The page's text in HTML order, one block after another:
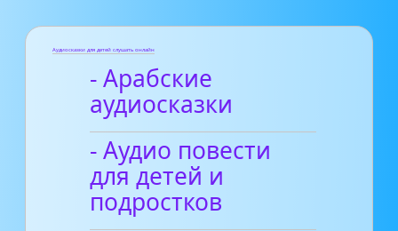
Аудиосказки для детей слушать онлайн
- Арабские
аудиосказки
- Аудио повести
для детей и
подростков